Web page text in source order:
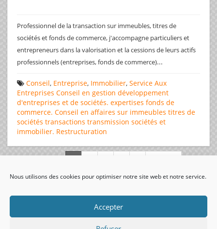
Nous utilisons des cookies pour optimiser notre site web et notre service.
Accepter
Professionnel de la transaction sur immeubles, titres de
sociétés et fonds de commerce, j'accompagne particuliers et
entrepreneurs dans la valorisation et la cessions de leurs actifs
professionnels (entreprises, fonds de commerce)...
Conseil, Entreprise, Immobilier, Service Aux
Entreprises Conseil en gestion développement
d'entreprises et de sociétés. expertises fonds de
commerce. Conseil en affaires sur immeubles titres de
sociétés transactions transmission sociétés et
immobilier. Restructuration
visiteurs uniques: